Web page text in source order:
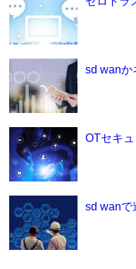
sd wanか
OTセキ
sd wanで